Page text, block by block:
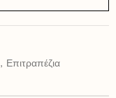
, Επιτραπέζια